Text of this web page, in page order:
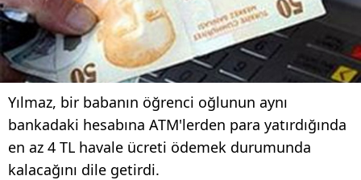
Yılmaz, bir babanın öğrenci oğlunun aynı
bankadaki hesabına ATM'lerden para yatırdığında
en az 4 TL havale ücreti ödemek durumunda
kalacağını dile getirdi.